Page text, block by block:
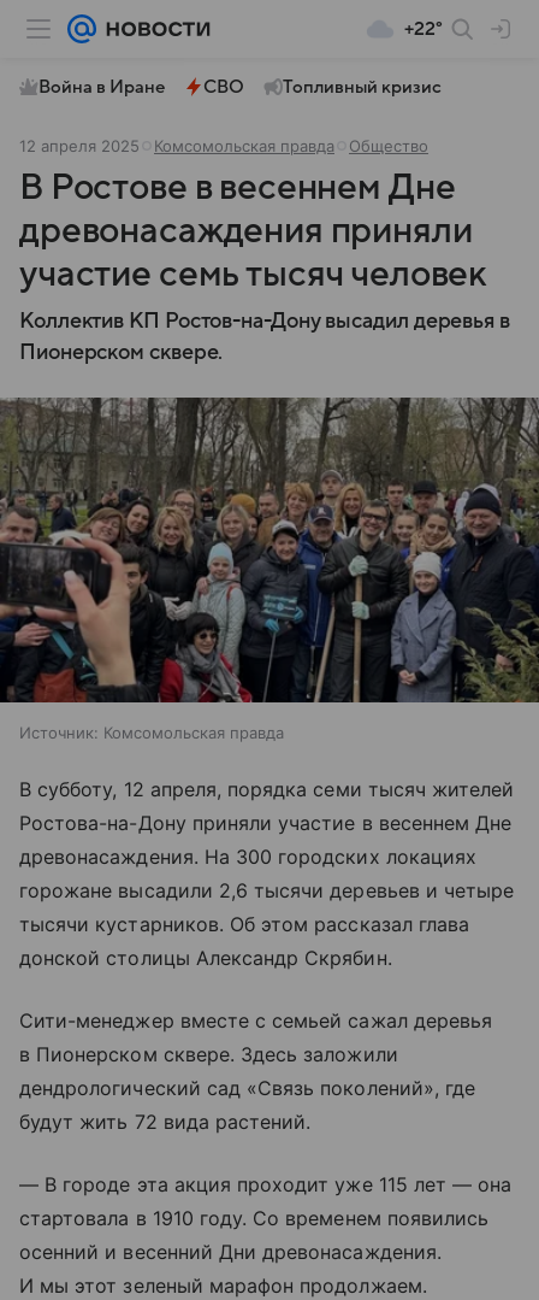
+22°
Война в Иране СВО Топливный кризис
12 апреля 2025 Комсомольская правда Общество
В Ростове в весеннем Дне
древонасаждения приняли
участие семь тысяч человек
Коллектив КП Ростов-на-Дону высадил деревья в
Пионерском сквере.
Источник: Комсомольская правда
В субботу, 12 апреля, порядка семи тысяч жителей
Ростова-на-Дону приняли участие в весеннем Дне
древонасаждения. На 300 городских локациях
горожане высадили 2,6 тысячи деревьев и четыре
тысячи кустарников. Об этом рассказал глава
донской столицы Александр Скрябин.
Сити-менеджер вместе с семьей сажал деревья
в Пионерском сквере. Здесь заложили
дендрологический сад «Связь поколений», где
будут жить 72 вида растений.
— В городе эта акция проходит уже 115 лет — она
стартовала в 1910 году. Со временем появились
осенний и весенний Дни древонасаждения.
И мы этот зеленый марафон продолжаем.